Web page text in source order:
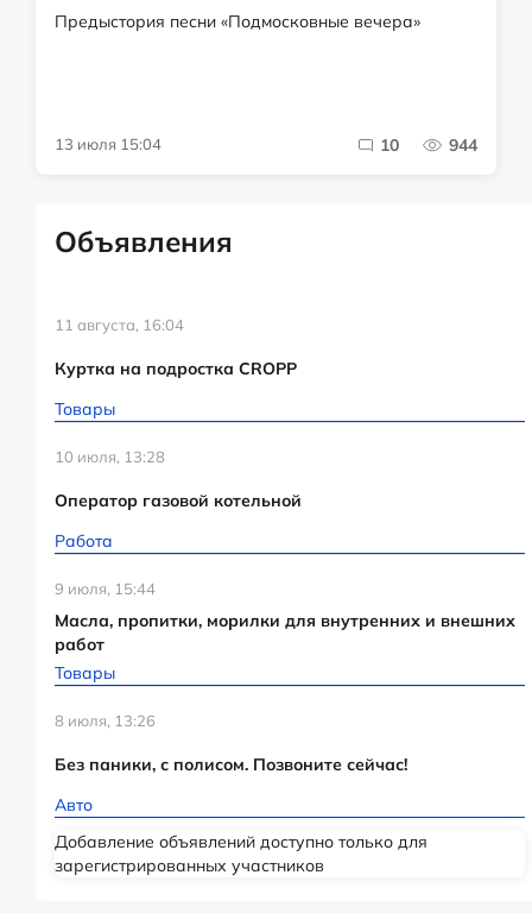
Предыстория песни «Подмосковные вечера»
13 июля 15:04 10 944
Объявления
11 августа, 16:04
Куртка на подростка CROPP
Товары
10 июля, 13:28
Оператор газовой котельной
Работа
9 июля, 15:44
Масла, пропитки, морилки для внутренних и внешних
работ
Товары
8 июля, 13:26
Без паники, с полисом. Позвоните сейчас!
Авто
Добавление объявлений доступно только для
зарегистрированных участников